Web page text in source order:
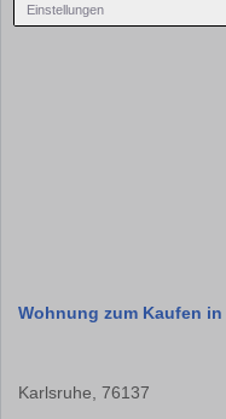
Einstellungen
Wohnung zum Kaufen in
Karlsruhe, 76137